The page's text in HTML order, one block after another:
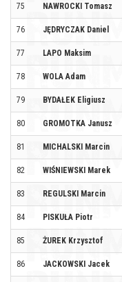
75 NAWROCKI Tomasz
76 JĘDRYCZAK Daniel
77 LAPO Maksim
78 WOLA Adam
79 BYDAŁEK Eligiusz
80 GROMOTKA Janusz
81 MICHALSKI Marcin
82 WIŚNIEWSKI Marek
83 REGULSKI Marcin
84 PISKUŁA Piotr
85 ŻUREK Krzysztof
86 JACKOWSKI Jacek